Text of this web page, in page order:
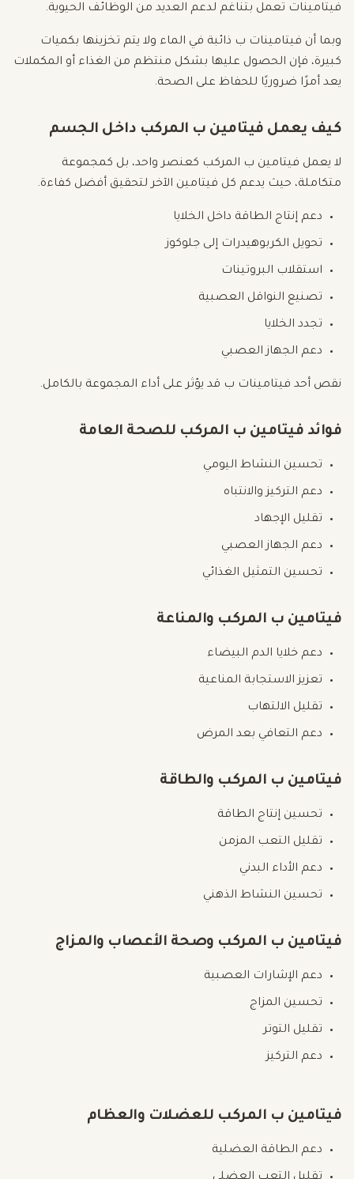
فيتامينات تعمل بتناغم لدعم العديد من الوظائف الحيوية.
وبما أن فيتامينات ب ذائبة في الماء ولا يتم تخزينها بكميات
كبيرة، فإن الحصول عليها بشكل منتظم من الغذاء أو المكملات
يعد أمرًا ضروريًا للحفاظ على الصحة.
كيف يعمل فيتامين ب المركب داخل الجسم
لا يعمل فيتامين ب المركب كعنصر واحد، بل كمجموعة
متكاملة، حيث يدعم كل فيتامين الآخر لتحقيق أفضل كفاءة.
دعم إنتاج الطاقة داخل الخلايا
تحويل الكربوهيدرات إلى جلوكوز
استقلاب البروتينات
تصنيع النواقل العصبية
تجدد الخلايا
دعم الجهاز العصبي
نقص أحد فيتامينات ب قد يؤثر على أداء المجموعة بالكامل.
فوائد فيتامين ب المركب للصحة العامة
تحسين النشاط اليومي
دعم التركيز والانتباه
تقليل الإجهاد
دعم الجهاز العصبي
تحسين التمثيل الغذائي
فيتامين ب المركب والمناعة
دعم خلايا الدم البيضاء
تعزيز الاستجابة المناعية
تقليل الالتهاب
دعم التعافي بعد المرض
فيتامين ب المركب والطاقة
تحسين إنتاج الطاقة
تقليل التعب المزمن
دعم الأداء البدني
تحسين النشاط الذهني
فيتامين ب المركب وصحة الأعصاب والمزاج
دعم الإشارات العصبية
تحسين المزاج
تقليل التوتر
دعم التركيز
فيتامين ب المركب للعضلات والعظام
دعم الطاقة العضلية